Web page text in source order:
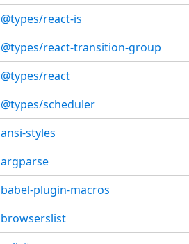
@types/react-is
@types/react-transition-group
@types/react
@types/scheduler
ansi-styles
argparse
babel-plugin-macros
browserslist